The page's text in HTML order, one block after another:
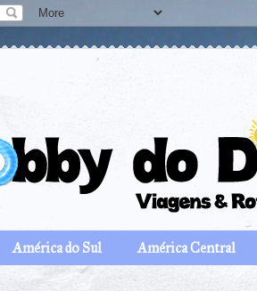
América do Sul América Central